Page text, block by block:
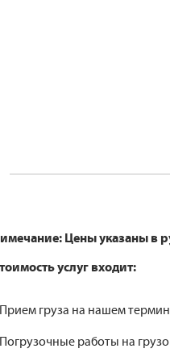
Цены указаны в
услуг входит:
груза на нашем
работы на